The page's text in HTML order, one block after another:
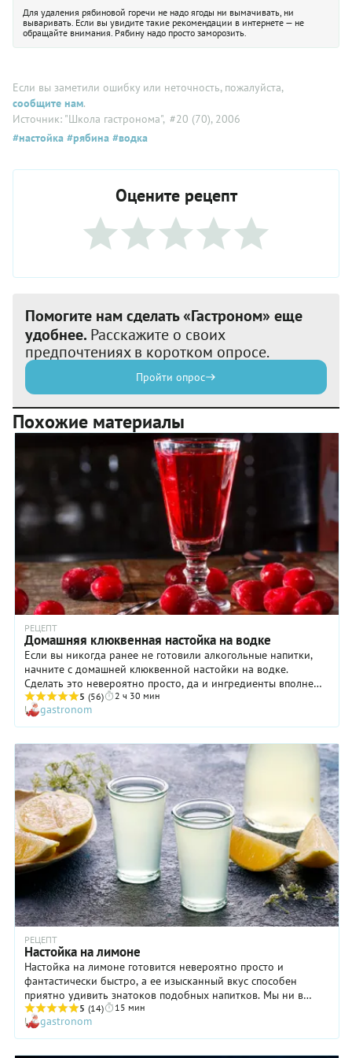
Для удаления рябиновой горечи не надо ягоды ни вымачивать, ни
вываривать. Если вы увидите такие рекомендации в интернете — не
обращайте внимания. Рябину надо просто заморозить.
Если вы заметили ошибку или неточность, пожалуйста,
сообщите нам.
Источник: "Школа гастронома", #20 (70), 2006
#настойка #рябина #водка
Оцените рецепт
Помогите нам сделать «Гастроном» еще
удобнее. Расскажите о своих
предпочтениях в коротком опросе.
Пройти опрос
Похожие материалы
РЕЦЕПТ
Домашняя клюквенная настойка на водке
Если вы никогда ранее не готовили алкогольные напитки,
начните с домашней клюквенной настойки на водке.
Сделать это невероятно просто, да и ингредиенты вполне
доступны каждому. Говорят, что настойки на водке начали
готовить в России только в середине XVIII века, причем,
изначально их делали в лечебных целях, с добавлением не
ягод, а целебных трав. Такие напитки были горькими,
поэтому вполне логично, что возникла мысль сделать их
более приятными на вкус — за счет добавления сахара. А где
сладкое, там и ягоды! Поэтому в дело пошли малина,
смородина, брусника, рябина. Но особой популярностью
пользовалась домашняя клюквенная настойка на водке —
ароматная, не приторная, с приятной кислинкой, которая
удачно заглушала вкус крепкого алкоголя.
5 (56) 2 ч 30 мин
gastronom
РЕЦЕПТ
Настойка на лимоне
Настойка на лимоне готовится невероятно просто и
фантастически быстро, а ее изысканный вкус способен
приятно удивить знатоков подобных напитков. Мы ни в
коем случае не призываем вас злоупотреблять алкоголем:
здесь речь идет именно о приятных гастрономических
впечатлениях. Тем более что хотя лимонная настойка и
настоящая классика жанра, хорошо готовить ее умеют
5 (14) 15 мин
gastronom